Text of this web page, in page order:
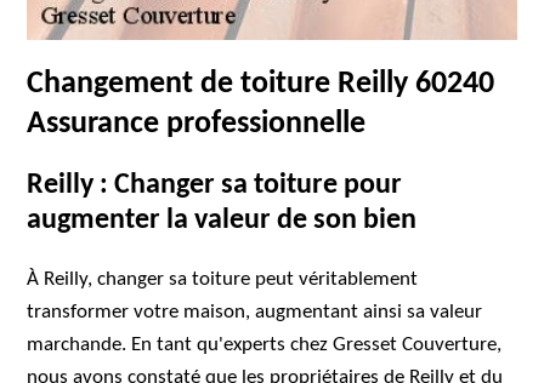
Changement de toiture Reilly 60240
Assurance professionnelle
Reilly : Changer sa toiture pour
augmenter la valeur de son bien
À Reilly, changer sa toiture peut véritablement
transformer votre maison, augmentant ainsi sa valeur
marchande. En tant qu'experts chez Gresset Couverture,
nous avons constaté que les propriétaires de Reilly et du